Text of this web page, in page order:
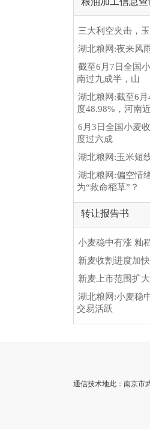
三大利空夹击，
湖北粮网:夜来风
截至6月7日全国
南过九成半，山
湖北粮网:截至6
度48.98%，河南
6月3日全国小麦
度过六成
湖北粮网:玉米短
湖北粮网:偏空情
为“救命稻草”？
转让报告书
小麦稳中有涨 籼
新麦收割进度加
新麦上市范围扩
湖北粮网:小麦稳
交易活跃
通信技术地此：南京市